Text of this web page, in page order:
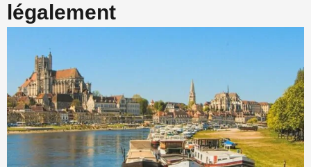
légalement